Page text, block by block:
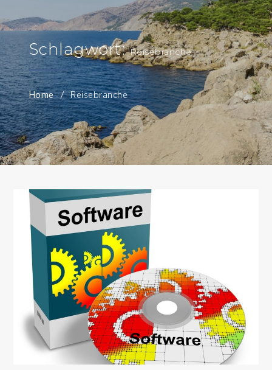
Schlagwort:Reisebranche
Home Reisebranche